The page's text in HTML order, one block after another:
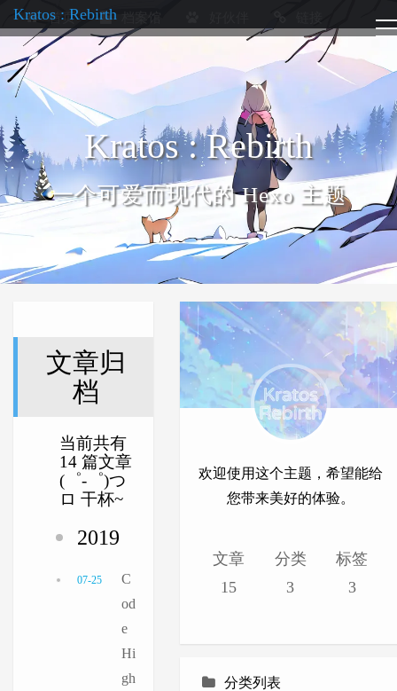
首页
Kratos : Rebirth
Kratos : Rebirth
一个可爱而现代的 Hexo 主题
文章归
档
当前共有
14 篇文章
(゜-゜)つ
ロ 干杯~
2019
C
od
e
Hi
gh
07-25
欢迎使用这个主题，希望能给
您带来美好的体验。
文章
15
分类
3
标签
3
分类列表